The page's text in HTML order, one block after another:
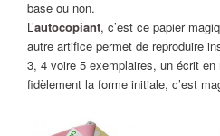
base ou non.
L’autocopiant, c’est ce papier
autre artifice permet de reproduire
3, 4 voire 5 exemplaires, un écrit en
fidèlement la forme initiale, c’est